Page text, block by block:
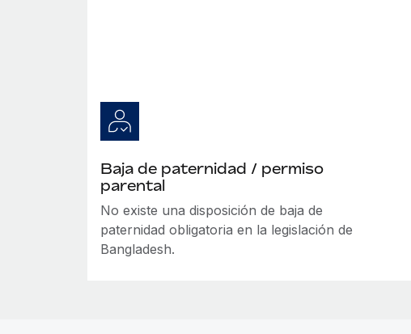
Baja de paternidad / permiso
parental
No existe una disposición de baja de
paternidad obligatoria en la legislación de
Bangladesh.